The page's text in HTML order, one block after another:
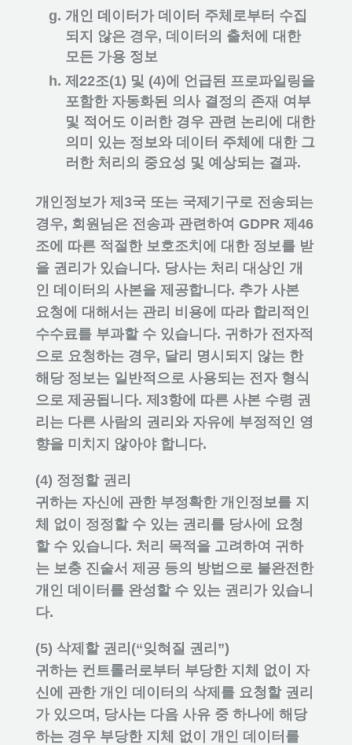
개인 데이터가 데이터 주체로부터 수집
되지 않은 경우, 데이터의 출처에 대한
모든 가용 정보
제22조(1) 및 (4)에 언급된 프로파일링을
포함한 자동화된 의사 결정의 존재 여부
및 적어도 이러한 경우 관련 논리에 대한
의미 있는 정보와 데이터 주체에 대한 그
러한 처리의 중요성 및 예상되는 결과.
개인정보가 제3국 또는 국제기구로 전송되는
경우, 회원님은 전송과 관련하여 GDPR 제46
조에 따른 적절한 보호조치에 대한 정보를 받
을 권리가 있습니다. 당사는 처리 대상인 개
인 데이터의 사본을 제공합니다. 추가 사본
요청에 대해서는 관리 비용에 따라 합리적인
수수료를 부과할 수 있습니다. 귀하가 전자적
으로 요청하는 경우, 달리 명시되지 않는 한
해당 정보는 일반적으로 사용되는 전자 형식
으로 제공됩니다. 제3항에 따른 사본 수령 권
리는 다른 사람의 권리와 자유에 부정적인 영
향을 미치지 않아야 합니다.
(4) 정정할 권리
귀하는 자신에 관한 부정확한 개인정보를 지
체 없이 정정할 수 있는 권리를 당사에 요청
할 수 있습니다. 처리 목적을 고려하여 귀하
는 보충 진술서 제공 등의 방법으로 불완전한
개인 데이터를 완성할 수 있는 권리가 있습니
다.
(5) 삭제할 권리(“잊혀질 권리”)
귀하는 컨트롤러로부터 부당한 지체 없이 자
신에 관한 개인 데이터의 삭제를 요청할 권리
가 있으며, 당사는 다음 사유 중 하나에 해당
하는 경우 부당한 지체 없이 개인 데이터를